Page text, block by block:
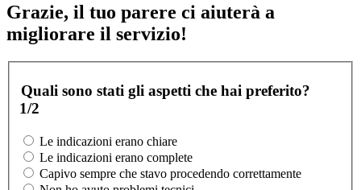
Grazie, il tuo parere ci aiuterà a
migliorare il servizio!
Quali sono stati gli aspetti che hai preferito?
1/2
Le indicazioni erano chiare
Le indicazioni erano complete
Capivo sempre che stavo procedendo correttamente